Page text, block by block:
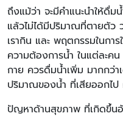
ถึงแม้ว่า จะมีคำแนะนำให้ดื่
แล้วไม่ได้มีปริมาณที่ตายตัว ว่
เรากิน และ พฤตกรรมในกา
ความต้องการน้ำ ในแต่ละค
กาย ควรดื่มน้ำเพิ่ม มากกว่
ปริมาณของน้ำ ที่เสียออกไป
ปัญหาด้านสุขภาพ ที่เกิดขึ้